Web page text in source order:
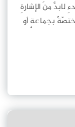
لابدَّ منَ الإشارةِ
بجماعةٍ أو